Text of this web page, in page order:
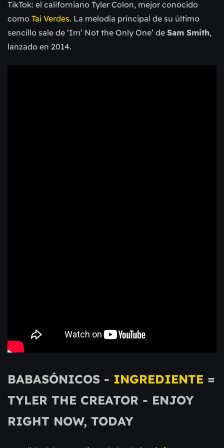
TikTok: el californiano Tyler Colon, mejor conocido
como Tai Verdes. La melodía principal de su último
sencillo sale de ‘Im’ Not the Only One’ de Sam Smith,
lanzado en 2014.
BABASÓNICOS - INGREDIENTE =
TYLER THE CREATOR - ENJOY
RIGHT NOW, TODAY